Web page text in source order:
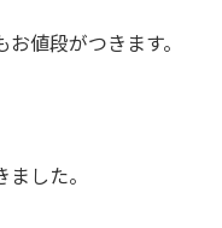
値段がつきます。
した。